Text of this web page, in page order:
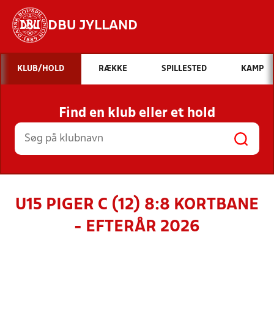
DBU JYLLAND
Hvad vil du søge efter?
INDHOLD OG NYHEDER
STILLINGER, RESULTATER, KLUBBER OG
HOLD
KLUB/HOLD RÆKKE SPILLESTED KAMP
Find en klub eller et hold
U15 PIGER C (12) 8:8 KORTBANE
- EFTERÅR 2026